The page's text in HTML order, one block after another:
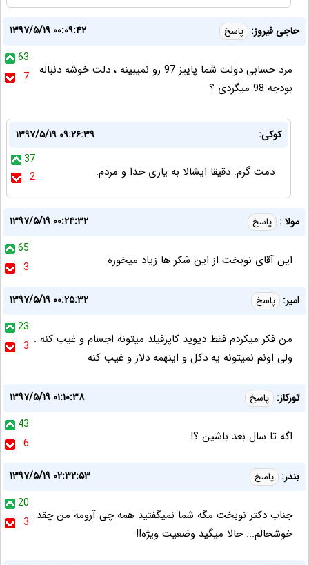
حاجی فیروز: پاسخ
۱۳۹۷/۵/۱۹ ۰۰:۰۹:۴۲
63
7
مرد حسابی دولت شما پاییز 97 رو نمیبینه ، دلت خوشه دنباله
بودجه 98 میگردی ؟
کوکی:
۱۳۹۷/۵/۱۹ ۰۹:۲۶:۳۹
37
2
دمت گرم. دقیقا ایشالا به یاری خدا و مردم.
مولا : پاسخ
۱۳۹۷/۵/۱۹ ۰۰:۲۴:۳۲
65
3
این آقای نوبخت از این شکر ها زیاد میخوره
امیر: پاسخ
۱۳۹۷/۵/۱۹ ۰۰:۲۵:۳۲
23
3 من فکر میکردم فقط دیوید کاپرفیلد میتونه اجسام و غیب کنه .
ولی اونم نمیتونه یه دکل و اینهمه دلار و غیب کنه
تورکاز: پاسخ
۱۳۹۷/۵/۱۹ ۰۱:۱۰:۳۸
43
6
اگه تا سال بعد باشین ؟!
بندر: پاسخ
۱۳۹۷/۵/۱۹ ۰۲:۳۲:۵۳
20
3 جناب دکتر نوبخت مگه شما نمیگفتید همه چی آرومه من چقد
خوشحالم... حالا میگید وضعیت ویژه!!